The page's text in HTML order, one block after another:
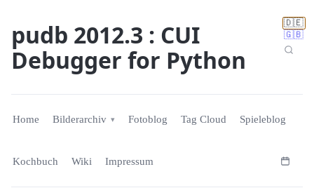
🇩🇪
🇬🇧
pudb 2012.3 : CUI
Debugger for Python
Home Bilderarchiv Fotoblog Tag Cloud Spieleblog
Kochbuch Wiki Impressum